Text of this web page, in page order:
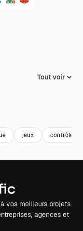
Tout voir
jeux contrôleur
vos meilleurs projets.
agences et